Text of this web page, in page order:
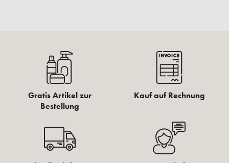
Gratis Artikel zur
Bestellung
Kauf auf Rechnung